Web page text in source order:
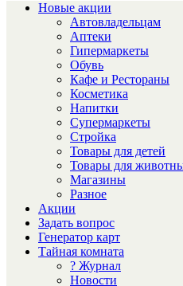
Новые акции
Автовладельцам
Аптеки
Гипермаркеты
Обувь
Кафе и Рестораны
Косметика
Напитки
Супермаркеты
Стройка
Товары для детей
Товары для
Магазины
Разное
Акции
Задать вопрос
Генератор карт
Тайная комната
? Журнал
Новости